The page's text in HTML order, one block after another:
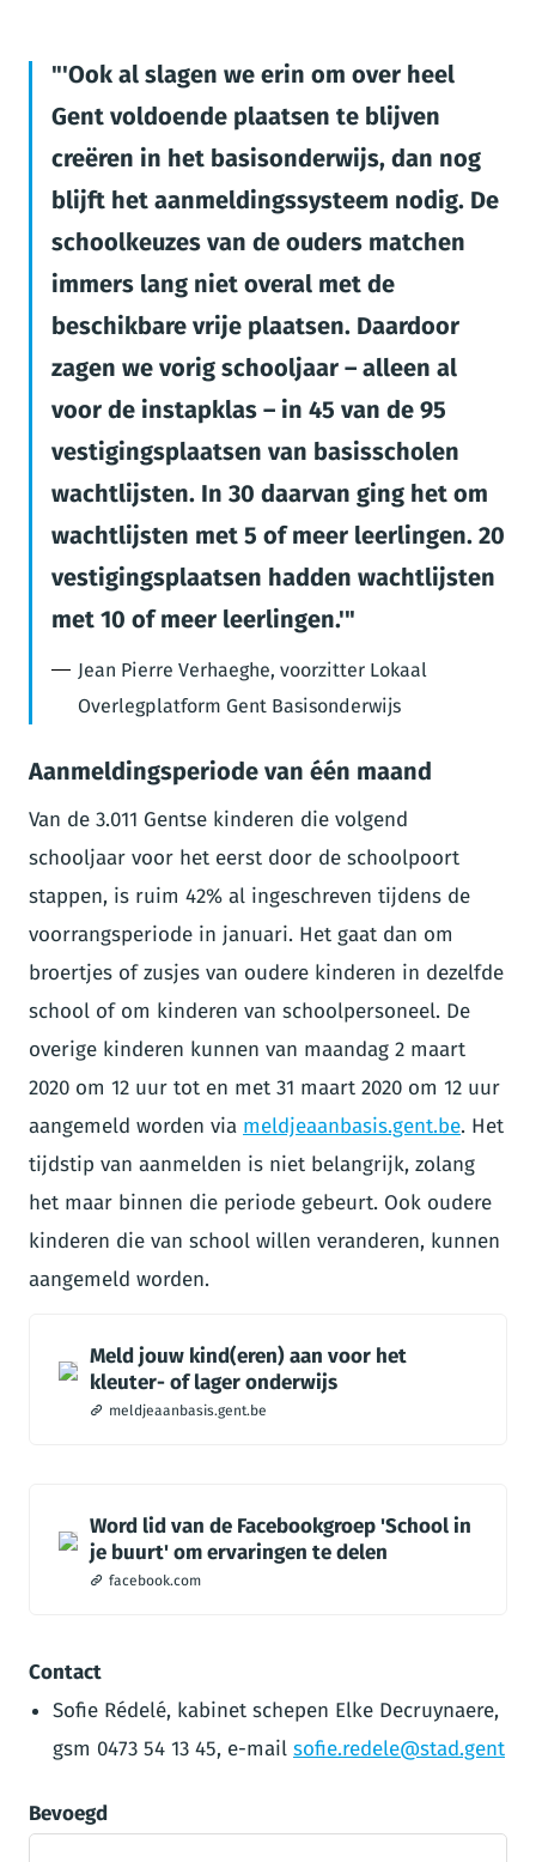
'Ook al slagen we erin om over heel
Gent voldoende plaatsen te blijven
creëren in het basisonderwijs, dan nog
blijft het aanmeldingssysteem nodig. De
schoolkeuzes van de ouders matchen
immers lang niet overal met de
beschikbare vrije plaatsen. Daardoor
zagen we vorig schooljaar – alleen al
voor de instapklas – in 45 van de 95
vestigingsplaatsen van basisscholen
wachtlijsten. In 30 daarvan ging het om
wachtlijsten met 5 of meer leerlingen. 20
vestigingsplaatsen hadden wachtlijsten
met 10 of meer leerlingen.'
Jean Pierre Verhaeghe, voorzitter Lokaal
Overlegplatform Gent Basisonderwijs
Aanmeldingsperiode van één maand
Van de 3.011 Gentse kinderen die volgend
schooljaar voor het eerst door de schoolpoort
stappen, is ruim 42% al ingeschreven tijdens de
voorrangsperiode in januari. Het gaat dan om
broertjes of zusjes van oudere kinderen in dezelfde
school of om kinderen van schoolpersoneel. De
overige kinderen kunnen van maandag 2 maart
2020 om 12 uur tot en met 31 maart 2020 om 12 uur
aangemeld worden via meldjeaanbasis.gent.be. Het
tijdstip van aanmelden is niet belangrijk, zolang
het maar binnen die periode gebeurt. Ook oudere
kinderen die van school willen veranderen, kunnen
aangemeld worden.
Meld jouw kind(eren) aan voor het
kleuter- of lager onderwijs
meldjeaanbasis.gent.be
Word lid van de Facebookgroep 'School in
je buurt' om ervaringen te delen
facebook.com
Contact
Sofie Rédelé, kabinet schepen Elke Decruynaere,
gsm 0473 54 13 45, e-mail sofie.redele@stad.gent
Bevoegd